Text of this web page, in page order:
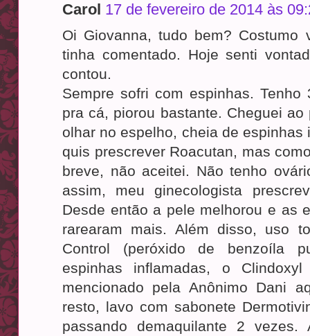
Carol 17 de fevereiro de 2014 às
Oi Giovanna, tudo bem? Costumo
tinha comentado. Hoje senti
contou.
Sempre sofri com espinhas.
pra cá, piorou bastante. Cheguei
olhar no espelho, cheia de espinhas
quis prescrever Roacutan, mas
breve, não aceitei. Não tenho
assim, meu ginecologista
Desde então a pele melhorou e as
rarearam mais. Além disso, uso
Control (peróxido de benzoíla
espinhas inflamadas, o
mencionado pela Anônimo Dani
resto, lavo com sabonete
passando demaquilante 2